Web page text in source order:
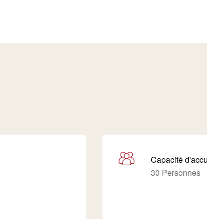
Capacité
30 Personnes